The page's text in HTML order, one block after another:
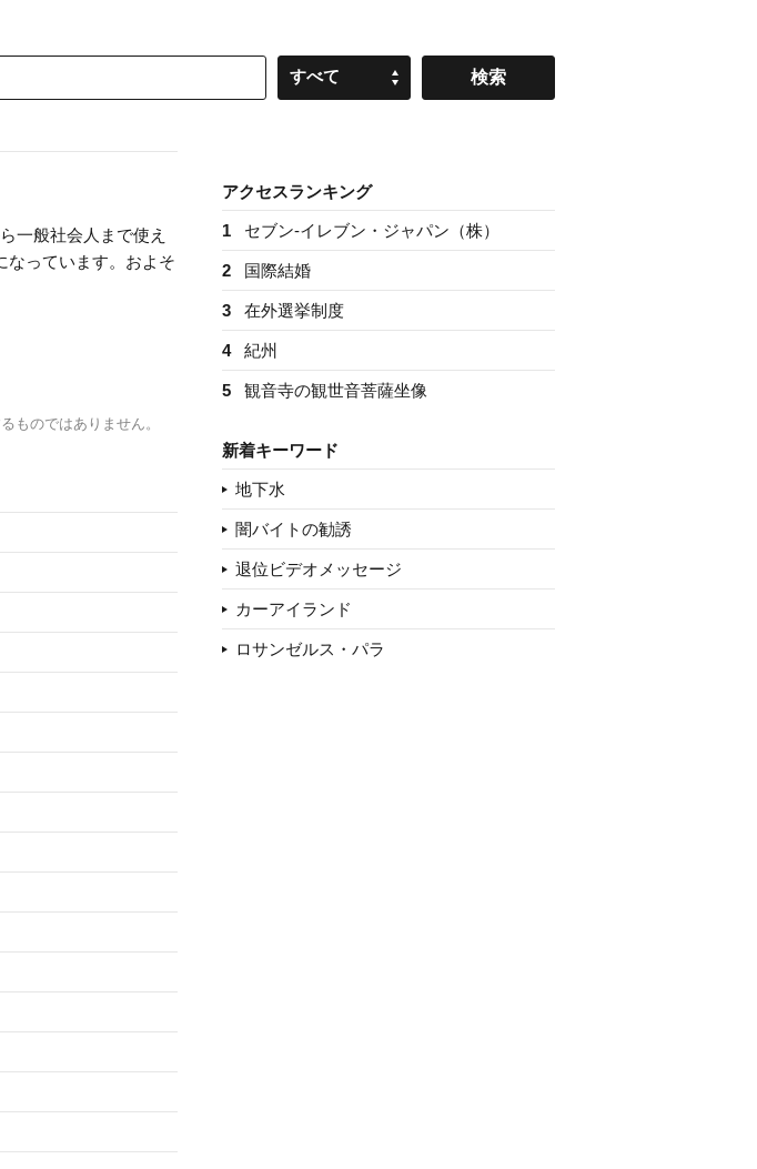
すべて
一般社会人まで使え
なっています。およそ
ものではありません。
アクセスランキング
1 セブン‐イレブン・ジャパン（株）
2 国際結婚
3 在外選挙制度
4 紀州
5 観音寺の観世音菩薩坐像
新着キーワード
地下水
闇バイトの勧誘
退位ビデオメッセージ
カーアイランド
ロサンゼルス・パラ